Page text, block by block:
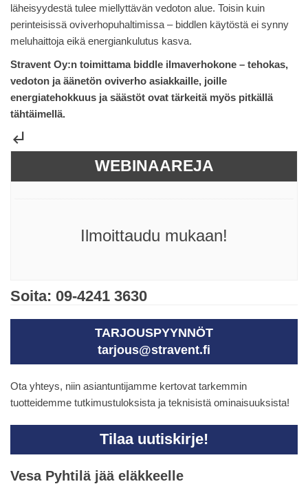
läheisyydestä tulee miellyttävän vedoton alue. Toisin kuin
perinteisissä oviverhopuhaltimissa – biddlen käytöstä ei synny
meluhaittoja eikä energiankulutus kasva.
Stravent Oy:n toimittama biddle ilmaverhokone – tehokas,
vedoton ja äänetön oviverho asiakkaille, joille
energiatehokkuus ja säästöt ovat tärkeitä myös pitkällä
tähtäimellä.
subdirectory_arrow_left
WEBINAAREJA
Ilmoittaudu mukaan!
Soita: 09-4241 3630
TARJOUSPYYNNÖT
tarjous@stravent.fi
Ota yhteys, niin asiantuntijamme kertovat tarkemmin
tuotteidemme tutkimustuloksista ja teknisistä ominaisuuksista!
Tilaa uutiskirje!
Vesa Pyhtilä jää eläkkeelle